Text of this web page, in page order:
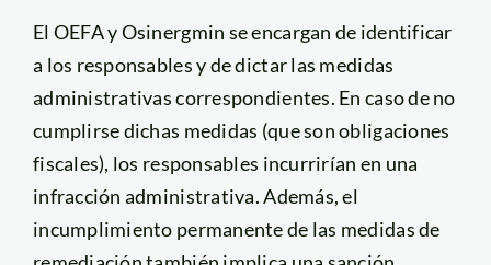
El OEFA y Osinergmin se encargan de identificar
a los responsables y de dictar las medidas
administrativas correspondientes. En caso de no
cumplirse dichas medidas (que son obligaciones
fiscales), los responsables incurrirían en una
infracción administrativa. Además, el
incumplimiento permanente de las medidas de